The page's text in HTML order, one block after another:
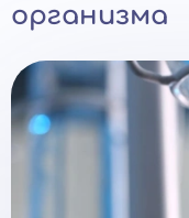
организма